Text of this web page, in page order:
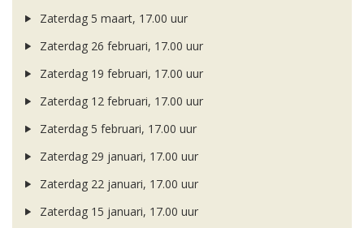
Zaterdag 5 maart, 17.00 uur
Zaterdag 26 februari, 17.00 uur
Zaterdag 19 februari, 17.00 uur
Zaterdag 12 februari, 17.00 uur
Zaterdag 5 februari, 17.00 uur
Zaterdag 29 januari, 17.00 uur
Zaterdag 22 januari, 17.00 uur
Zaterdag 15 januari, 17.00 uur